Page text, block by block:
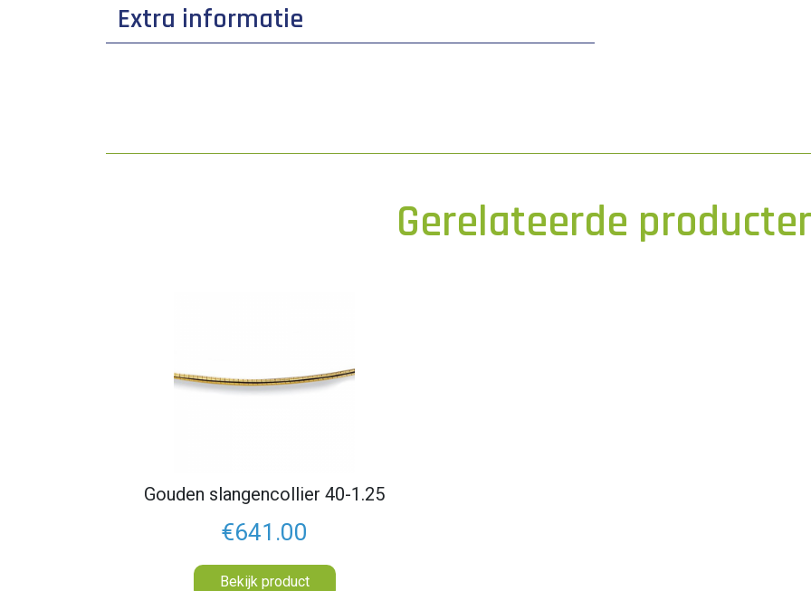
Extra informatie
Gerelateerde
Gouden slangencollier 40-1.25
€641.00
Bekijk product